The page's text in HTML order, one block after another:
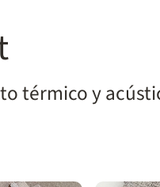
térmico y